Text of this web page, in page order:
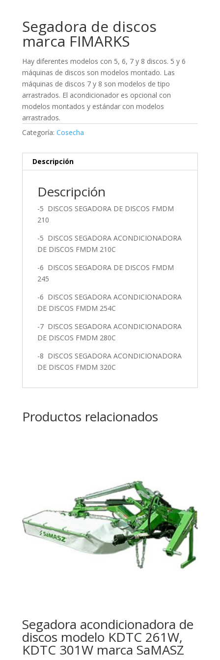
Segadora de discos
marca FIMARKS
Hay diferentes modelos con 5, 6, 7 y 8 discos. 5 y 6
máquinas de discos son modelos montado. Las
máquinas de discos 7 y 8 son modelos de tipo
arrastrados. El acondicionador es opcional con
modelos montados y estándar con modelos
arrastrados.
Categoría: Cosecha
Descripción
Descripción
-5 DISCOS SEGADORA DE DISCOS FMDM
210
-5 DISCOS SEGADORA ACONDICIONADORA
DE DISCOS FMDM 210C
-6 DISCOS SEGADORA DE DISCOS FMDM
245
-6 DISCOS SEGADORA ACONDICIONADORA
DE DISCOS FMDM 254C
-7 DISCOS SEGADORA ACONDICIONADORA
DE DISCOS FMDM 280C
-8 DISCOS SEGADORA ACONDICIONADORA
DE DISCOS FMDM 320C
Productos relacionados
Segadora acondicionadora de
discos modelo KDTC 261W,
KDTC 301W marca SaMASZ